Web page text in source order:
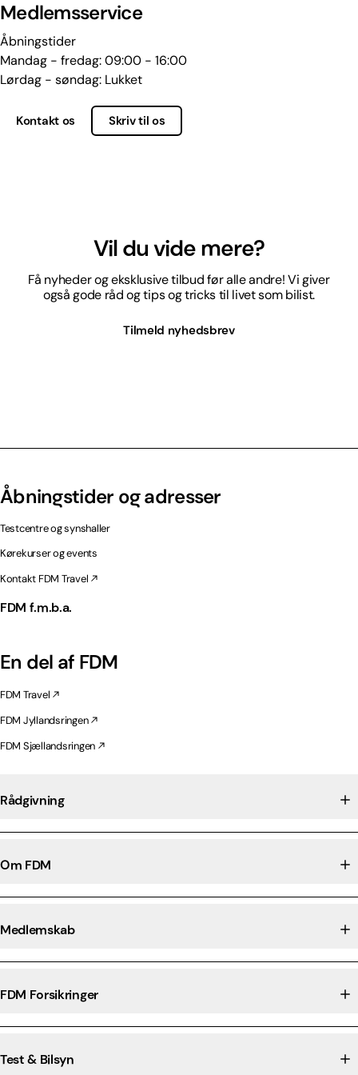
Medlemsservice
Åbningstider
Mandag - fredag: 09:00 - 16:00
Lørdag - søndag: Lukket
Kontakt os Skriv til os
Vil du vide mere?
Få nyheder og eksklusive tilbud før alle andre! Vi giver
også gode råd og tips og tricks til livet som bilist.
Tilmeld nyhedsbrev
Åbningstider og adresser
Testcentre og synshaller
Kørekurser og events
Kontakt FDM Travel
FDM f.m.b.a.
En del af FDM
FDM Travel
FDM Jyllandsringen
FDM Sjællandsringen
Rådgivning
Om FDM
Medlemskab
FDM Forsikringer
Test & Bilsyn